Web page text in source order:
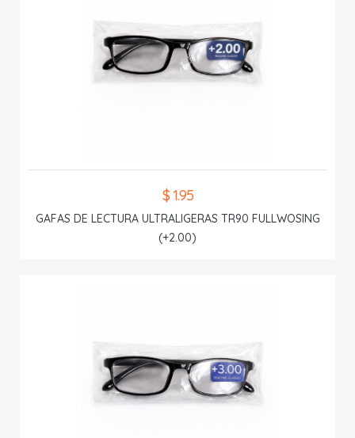
$ 1.95
GAFAS DE LECTURA ULTRALIGERAS TR90 FULLWOSING
(+2.00)